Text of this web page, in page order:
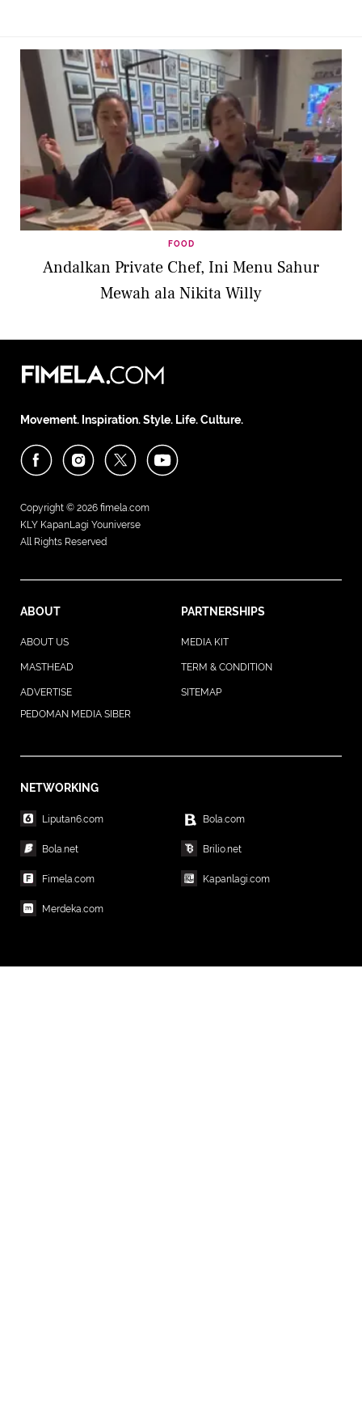
FOOD
Andalkan Private Chef, Ini Menu Sahur
Mewah ala Nikita Willy
Movement. Inspiration. Style. Life. Culture.
Copyright © 2026 fimela.com
KLY KapanLagi Youniverse
All Rights Reserved
ABOUT PARTNERSHIPS
ABOUT US MEDIA KIT
MASTHEAD TERM & CONDITION
ADVERTISE
SITEMAP
PEDOMAN MEDIA SIBER
NETWORKING
Liputan6.com Bola.com
Bola.net Brilio.net
Fimela.com Kapanlagi.com
Merdeka.com